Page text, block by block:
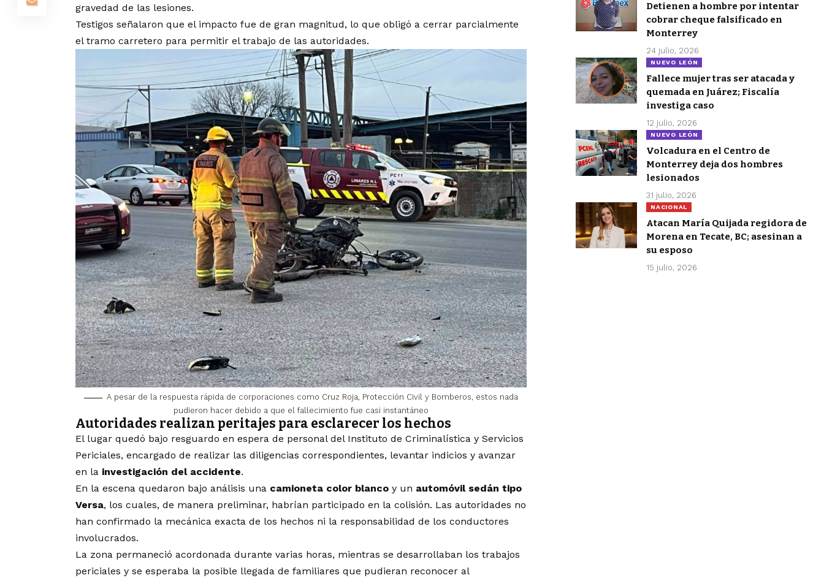
gravedad de las lesiones.
Testigos señalaron que el impacto fue de gran magnitud, lo que obligó a cerrar parcialmente
el tramo carretero para permitir el trabajo de las autoridades.
A pesar de la respuesta rápida de corporaciones como Cruz Roja, Protección Civil y Bomberos, estos nada
pudieron hacer debido a que el fallecimiento fue casi instantáneo
Autoridades realizan peritajes para esclarecer los hechos
El lugar quedó bajo resguardo en espera de personal del Instituto de Criminalística y Servicios
Periciales, encargado de realizar las diligencias correspondientes, levantar indicios y avanzar
en la investigación del accidente.
En la escena quedaron bajo análisis una camioneta color blanco y un automóvil sedán tipo
Versa, los cuales, de manera preliminar, habrían participado en la colisión. Las autoridades no
han confirmado la mecánica exacta de los hechos ni la responsabilidad de los conductores
involucrados.
La zona permaneció acordonada durante varias horas, mientras se desarrollaban los trabajos
periciales y se esperaba la posible llegada de familiares que pudieran reconocer al
Detienen a hombre por intentar
cobrar cheque falsificado en
Monterrey
24 julio, 2026
NUEVO LEÓN
Fallece mujer tras ser atacada y
quemada en Juárez; Fiscalía
investiga caso
12 julio, 2026
NUEVO LEÓN
Volcadura en el Centro de
Monterrey deja dos hombres
lesionados
31 julio, 2026
NACIONAL
Atacan María Quijada regidora de
Morena en Tecate, BC; asesinan a
su esposo
15 julio, 2026